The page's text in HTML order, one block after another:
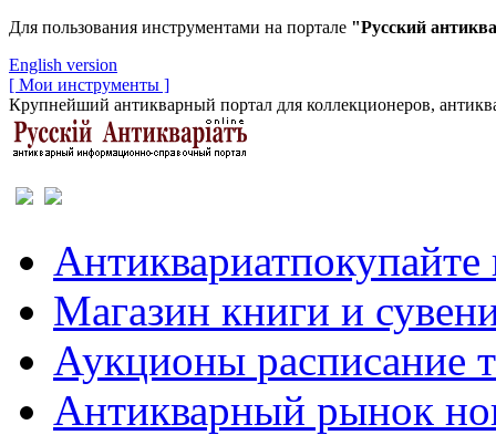
Для пользования инструментами на портале "Русский
English version
[ Мои инструменты ]
Крупнейший антикварный портал для коллекционеров,
Антиквариатпокупайте
Магазин книги и
Аукционы расписание
Антикварный рынок